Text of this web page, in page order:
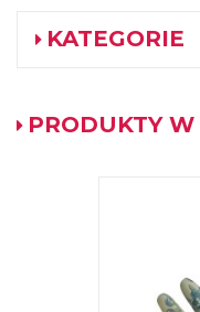
KATEGORIE
PRODUKTY